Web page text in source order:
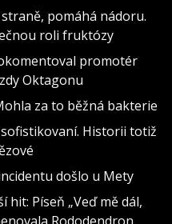
pomáhá nádoru.
roli fruktózy
promotér
Oktagonu
za to běžná bakterie
Historii totiž
došlo u Mety
hit: Píseň „Veď mě dál,